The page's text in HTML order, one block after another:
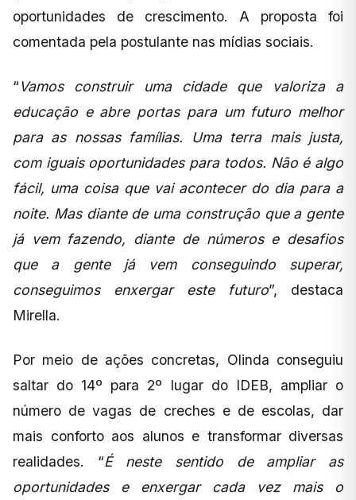
oportunidades de crescimento. A proposta foi
comentada pela postulante nas mídias sociais.
“Vamos construir uma cidade que valoriza a
educação e abre portas para um futuro melhor
para as nossas famílias. Uma terra mais justa,
com iguais oportunidades para todos. Não é algo
fácil, uma coisa que vai acontecer do dia para a
noite. Mas diante de uma construção que a gente
já vem fazendo, diante de números e desafios
que a gente já vem conseguindo superar,
conseguimos enxergar este futuro”, destaca
Mirella.
Por meio de ações concretas, Olinda conseguiu
saltar do 14º para 2º lugar do IDEB, ampliar o
número de vagas de creches e de escolas, dar
mais conforto aos alunos e transformar diversas
realidades. “É neste sentido de ampliar as
oportunidades e enxergar cada vez mais o